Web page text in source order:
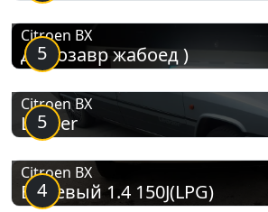
5
Citroen BX
Динозавр жабоед )
5
Citroen BX
Leader
4
Citroen BX
Бежевый 1.4 150J(LPG)